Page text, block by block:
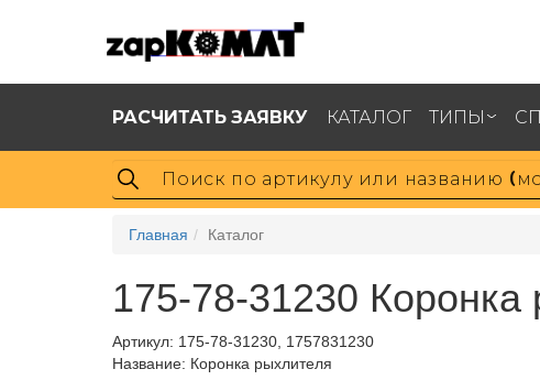
РАСЧИТАТЬ ЗАЯВКУ КАТАЛОГ ТИПЫ
Главная Каталог
175-78-31230
Артикул: 175-78-31230, 1757831230
Название: Коронка рыхлителя